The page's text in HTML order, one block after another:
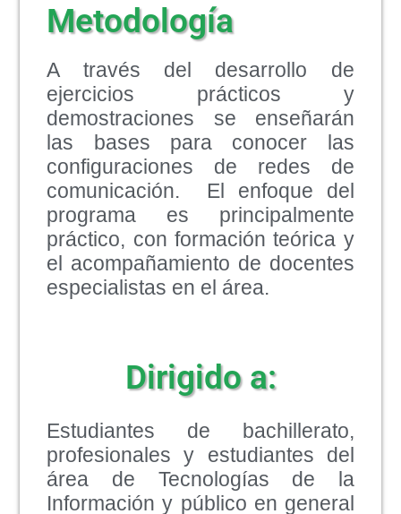
Metodología
A través del desarrollo de
ejercicios prácticos y
demostraciones se enseñarán
las bases para conocer las
configuraciones de redes de
comunicación. El enfoque del
programa es principalmente
práctico, con formación teórica y
el acompañamiento de docentes
especialistas en el área.
Dirigido a:
Estudiantes de bachillerato,
profesionales y estudiantes del
área de Tecnologías de la
Información y público en general